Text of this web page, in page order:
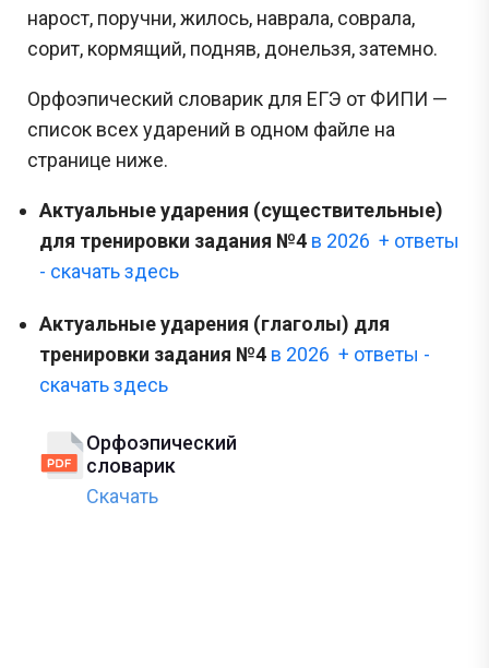
нарост, поручни, жилось, наврала, соврала,
сорит, кормящий, подняв, донельзя, затемно.
Орфоэпический словарик для ЕГЭ от ФИПИ —
список всех ударений в одном файле на
странице ниже.
Актуальные ударения (существительные)
для тренировки задания №4 в 2026 + ответы
- скачать здесь
Актуальные ударения (глаголы) для
тренировки задания №4 в 2026 + ответы -
скачать здесь
Орфоэпический
словарик
Скачать